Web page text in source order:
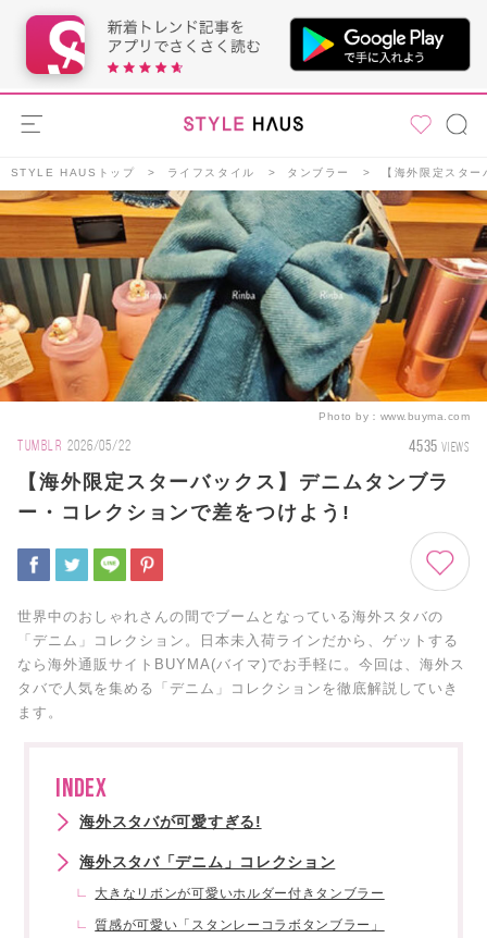
STYLE HAUSトップ ライフスタイル タンブラー 【海外限定スタ
Photo by： www.buyma.com
TUMBLR 2026/05/22 4535 VIEWS
【海外限定スターバックス】デニムタンブラ
ー・コレクションで差をつけよう!
世界中のおしゃれさんの間でブームとなっている海外スタバの
「デニム」コレクション。日本未入荷ラインだから、ゲットする
なら海外通販サイトBUYMA(バイマ)でお手軽に。今回は、海外ス
タバで人気を集める「デニム」コレクションを徹底解説していき
ます。
INDEX
海外スタバが可愛すぎる!
海外スタバ「デニム」コレクション
大きなリボンが可愛いホルダー付きタンブラー
質感が可愛い「スタンレーコラボタンブラー」